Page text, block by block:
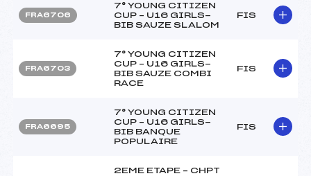
FRA6706
7° YOUNG CITIZEN
CUP – U16 GIRLS-
BIB SAUZE SLALOM
FIS
FRA6703
7° YOUNG CITIZEN
CUP – U16 GIRLS-
BIB SAUZE COMBI
RACE
FIS
FRA6695
7° YOUNG CITIZEN
CUP – U16 GIRLS-
BIB BANQUE
POPULAIRE
FIS
2EME ETAPE – CHPT